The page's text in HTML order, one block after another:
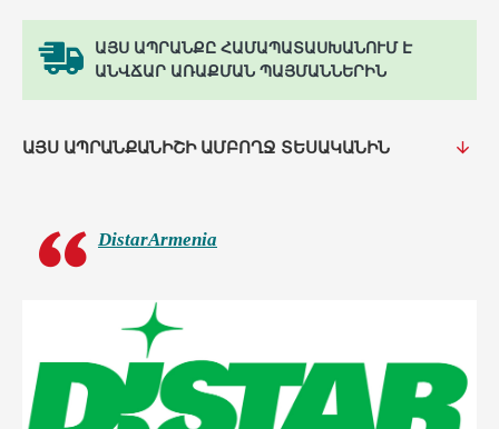
ԱՅՍ ԱՊՐԱՆՔԸ ՀԱՄԱՊԱՏԱՍԽԱՆՈՒՄ Է
ԱՆՎՃԱՐ ԱՌԱՔՄԱՆ ՊԱՅՄԱՆՆԵՐԻՆ
ԱՅՍ ԱՊՐԱՆՔԱՆԻՇԻ ԱՄԲՈՂՋ ՏԵՍԱԿԱՆԻՆ
DistarArmenia